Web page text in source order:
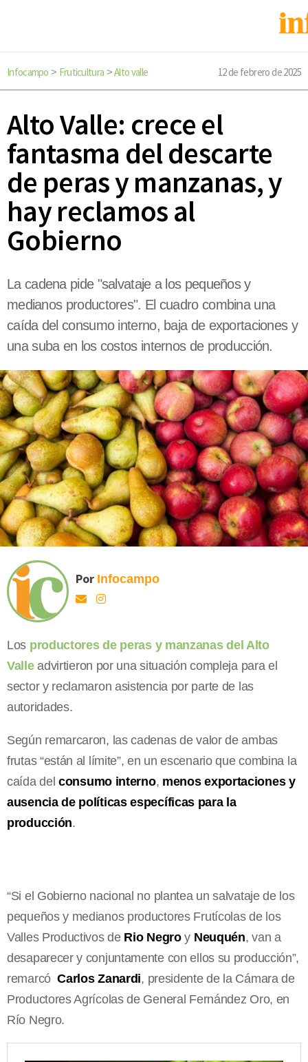
Infocampo > Fruticultura >Alto valle 12 de febrero de 2025
Alto Valle: crece el
fantasma del descarte
de peras y manzanas, y
hay reclamos al
Gobierno
La cadena pide "salvataje a los pequeños y
medianos productores". El cuadro combina una
caída del consumo interno, baja de exportaciones y
una suba en los costos internos de producción.
Por Infocampo
Los productores de peras y manzanas del Alto
Valleadvirtieron por una situación compleja para el
sector y reclamaron asistencia por parte de las
autoridades.
Según remarcaron, las cadenas de valor de ambas
frutas “están al límite”, en un escenario que combina la
caída del consumo interno, menos exportaciones y
ausencia de políticas específicas para la
producción.
“Si el Gobierno nacional no plantea un salvataje de los
pequeños y medianos productores Frutícolas de los
Valles Productivos de Rio Negroy Neuquén, van a
desaparecer y conjuntamente con ellos su producción”,
remarcóCarlos Zanardi, presidente de la Cámara de
Productores Agrícolas de General Fernández Oro, en
Río Negro.